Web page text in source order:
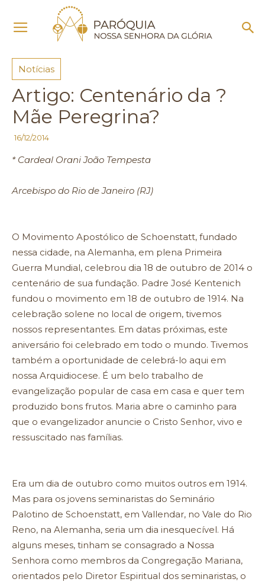
Notícias
Notícias
Artigo: Centenário da ?
Mãe Peregrina?
16/12/2014
* Cardeal Orani João Tempesta
Arcebispo do Rio de Janeiro (RJ)
O Movimento Apostólico de Schoenstatt, fundado
nessa cidade, na Alemanha, em plena Primeira
Guerra Mundial, celebrou dia 18 de outubro de 2014 o
centenário de sua fundação. Padre José Kentenich
fundou o movimento em 18 de outubro de 1914. Na
celebração solene no local de origem, tivemos
nossos representantes. Em datas próximas, este
aniversário foi celebrado em todo o mundo. Tivemos
também a oportunidade de celebrá-lo aqui em
nossa Arquidiocese. É um belo trabalho de
evangelização popular de casa em casa e quer tem
produzido bons frutos. Maria abre o caminho para
que o evangelizador anuncie o Cristo Senhor, vivo e
ressuscitado nas famílias.
Era um dia de outubro como muitos outros em 1914.
Mas para os jovens seminaristas do Seminário
Palotino de Schoenstatt, em Vallendar, no Vale do Rio
Reno, na Alemanha, seria um dia inesquecível. Há
alguns meses, tinham se consagrado a Nossa
Senhora como membros da Congregação Mariana,
orientados pelo Diretor Espiritual dos seminaristas, o